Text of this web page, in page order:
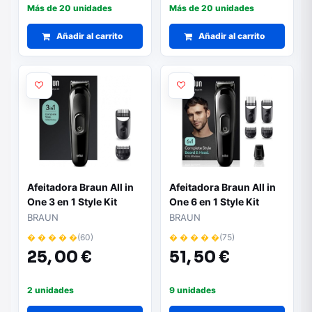
Más de 20 unidades
Añadir al carrito
Más de 20 unidades
Añadir al carrito
Afeitadora Braun All in
One 3 en 1 Style Kit
Series 3/ con batería/ 2
Accesorios
BRAUN
� � � � �(60)
25,00 €
2 unidades
Afeitadora Braun All in
One 6 en 1 Style Kit
Series 3 MGK3410/ con
batería/ 6 Accesorios
BRAUN
� � � � �(75)
51,50 €
9 unidades